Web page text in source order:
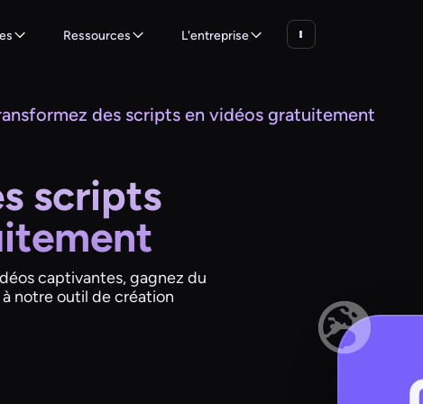
Ressources L'entreprise
des scripts en vidéos gratuitement
scripts
captivantes, gagnez du
notre outil de création